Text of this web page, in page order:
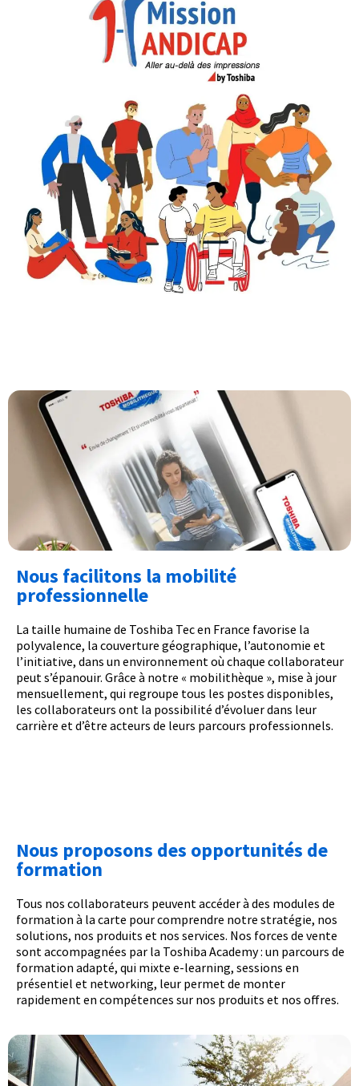
Nous facilitons la mobilité
professionnelle
La taille humaine de Toshiba Tec en France favorise la
polyvalence, la couverture géographique, l’autonomie et
l’initiative, dans un environnement où chaque collaborateur
peut s’épanouir. Grâce à notre « mobilithèque », mise à jour
mensuellement, qui regroupe tous les postes disponibles,
les collaborateurs ont la possibilité d’évoluer dans leur
carrière et d’être acteurs de leurs parcours professionnels.
Nous proposons des opportunités de
formation
Tous nos collaborateurs peuvent accéder à des modules de
formation à la carte pour comprendre notre stratégie, nos
solutions, nos produits et nos services. Nos forces de vente
sont accompagnées par la Toshiba Academy : un parcours de
formation adapté, qui mixte e-learning, sessions en
présentiel et networking, leur permet de monter
rapidement en compétences sur nos produits et nos offres.